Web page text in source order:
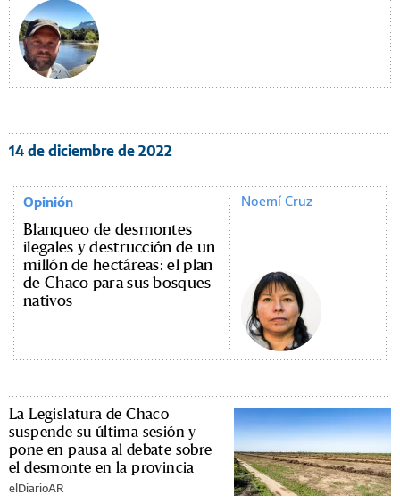
14 de diciembre de 2022
Opinión
Blanqueo de desmontes
ilegales y destrucción de un
millón de hectáreas: el plan
de Chaco para sus bosques
nativos
Noemí Cruz
La Legislatura de Chaco
suspende su última sesión y
pone en pausa al debate sobre
el desmonte en la provincia
elDiarioAR